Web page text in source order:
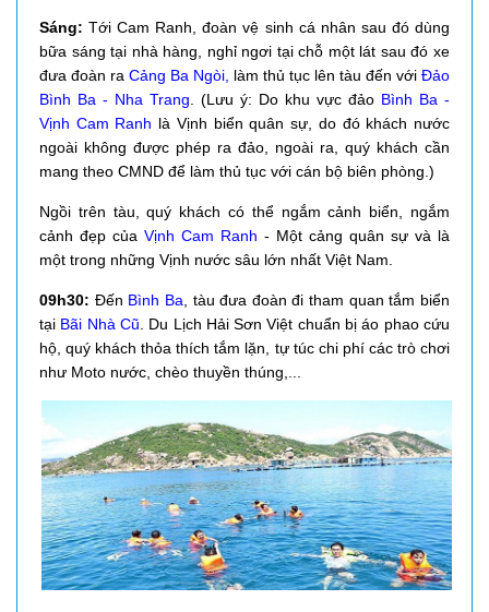
Sáng: Tới Cam Ranh, đoàn vệ sinh cá nhân sau đó dùng
bữa sáng tại nhà hàng, nghỉ ngơi tại chỗ một lát sau đó xe
đưa đoàn ra Cảng Ba Ngòi, làm thủ tục lên tàu đến với Đảo
Bình Ba - Nha Trang . (Lưu ý: Do khu vực đảo Bình Ba -
Vịnh Cam Ranh là Vịnh biển quân sự, do đó khách nước
ngoài không được phép ra đảo, ngoài ra, quý khách cần
mang theo CMND để làm thủ tục với cán bộ biên phòng.)
Ngồi trên tàu, quý khách có thể ngắm cảnh biển, ngắm
cảnh đẹp của Vịnh Cam Ranh - Một cảng quân sự và là
một trong những Vịnh nước sâu lớn nhất Việt Nam.
09h30: Đến Bình Ba , tàu đưa đoàn đi tham quan tắm biển
tại Bãi Nhà Cũ . Du Lịch Hải Sơn Việt chuẩn bị áo phao cứu
hộ, quý khách thỏa thích tắm lặn, tự túc chi phí các trò chơi
như Moto nước, chèo thuyền thúng,...